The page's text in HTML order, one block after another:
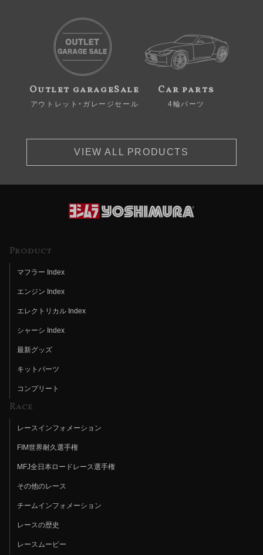
Outlet garageSale
アウトレット・ガレージセール
Car parts
4輪パーツ
VIEW ALL PRODUCTS
Product
マフラー Index
エンジン Index
エレクトリカル Index
シャーシ Index
最新グッズ
キットパーツ
コンプリート
Race
レースインフォメーション
FIM世界耐久選手権
MFJ全日本ロードレース選手権
その他のレース
チームインフォメーション
レースの歴史
レースムービー